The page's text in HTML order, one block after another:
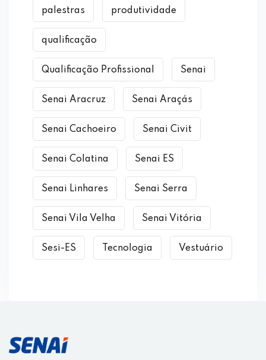
palestras produtividade
qualificação
Qualificação Profissional Senai
Senai Aracruz Senai Araçás
Senai Cachoeiro Senai Civit
Senai Colatina Senai ES
Senai Linhares Senai Serra
Senai Vila Velha Senai Vitória
Sesi-ES Tecnologia Vestuário